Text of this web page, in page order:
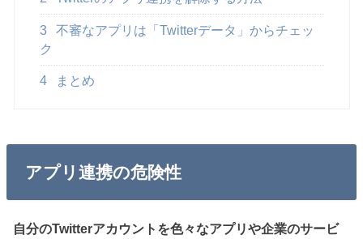
3
不審なアプリは「Twitterデータ」からチェッ
ク
4 まとめ
アプリ連携の危険性
自分のTwitterアカウントを色々なアプリや企業のサービ